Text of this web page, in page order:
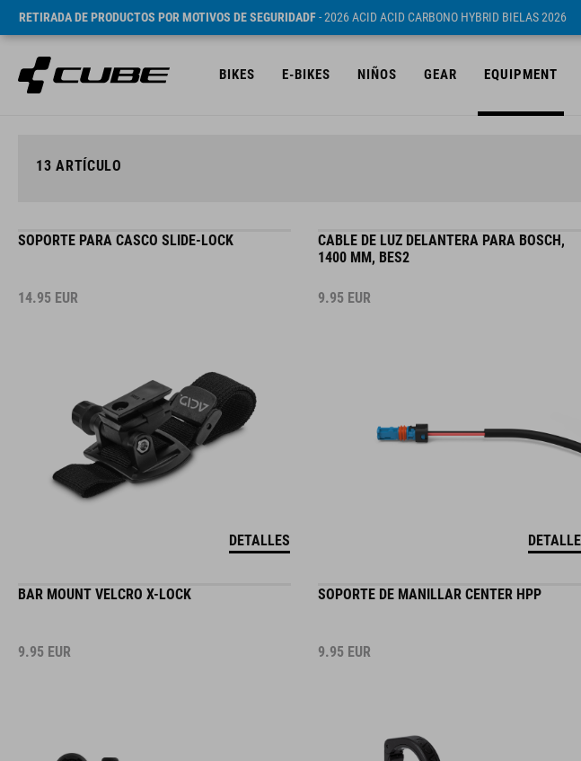
RETIRADA DE PRODUCTOS POR MOTIVOS DE SEGURIDADF- 2026 ACID ACID CARBONO HYBRID BIELAS 2026
BIKES E-BIKES NIÑOS GEAR EQUIPMENT
13 ARTÍCULO
SOPORTE PARA CASCO SLIDE-LOCK
14.95 EUR
DETALLES
CABLE DE LUZ DELANTERA PARA BOSCH,
1400 MM, BES2
9.95 EUR
BAR MOUNT VELCRO X-LOCK
9.95 EUR
SOPORTE DE MANILLAR CENTER HPP
9.95 EUR